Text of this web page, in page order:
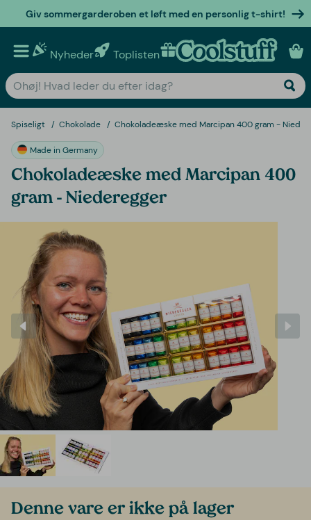
Giv sommergarderoben et løft med en personlig t-shirt!
Nyheder Toplisten Personlige gaver
Spiseligt Chokolade Chokoladeæske med Marcipan 400 gram -
Made in Germany
Chokoladeæske med Marcipan 400
gram - Niederegger
Denne vare er ikke på lager